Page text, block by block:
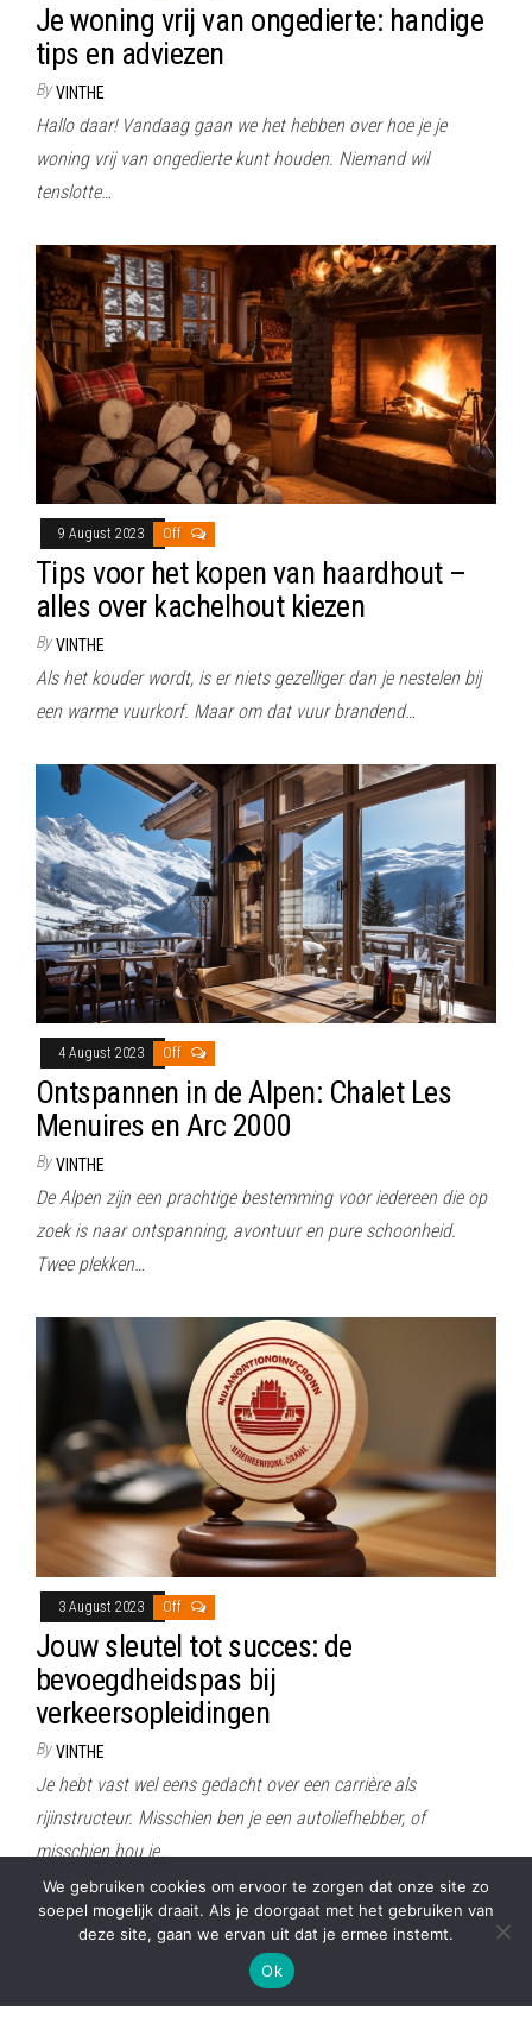
Je woning vrij van ongedierte: handige
tips en adviezen
By VINTHE
Hallo daar! Vandaag gaan we het hebben over hoe je je
woning vrij van ongedierte kunt houden. Niemand wil
tenslotte…
9 August 2023 Off
Tips voor het kopen van haardhout –
alles over kachelhout kiezen
By VINTHE
Als het kouder wordt, is er niets gezelliger dan je nestelen bij
een warme vuurkorf. Maar om dat vuur brandend…
4 August 2023 Off
Ontspannen in de Alpen: Chalet Les
Menuires en Arc 2000
By VINTHE
De Alpen zijn een prachtige bestemming voor iedereen die op
zoek is naar ontspanning, avontuur en pure schoonheid.
Twee plekken…
3 August 2023 Off
Jouw sleutel tot succes: de
bevoegdheidspas bij
verkeersopleidingen
By VINTHE
Je hebt vast wel eens gedacht over een carrière als
rijinstructeur. Misschien ben je een autoliefhebber, of
misschien hou je…
Proudly powered byWordPress |Theme:Envo Magazine
We gebruiken cookies om ervoor te zorgen dat onze site zo
soepel mogelijk draait. Als je doorgaat met het gebruiken van
deze site, gaan we ervan uit dat je ermee instemt.
Ok